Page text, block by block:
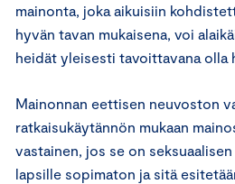
mainonta, joka aikuisiin
hyvän tavan mukaisena, voi
heidät yleisesti tavoittavana olla
Mainonnan eettisen neuvoston
ratkaisukäytännön mukaan
vastainen, jos se on
lapsille sopimaton ja sitä